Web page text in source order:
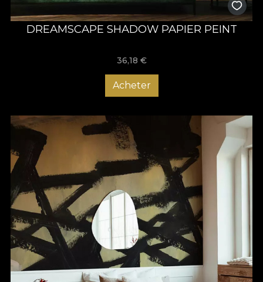
DREAMSCAPE SHADOW PAPIER PEINT
36,18 €
Acheter